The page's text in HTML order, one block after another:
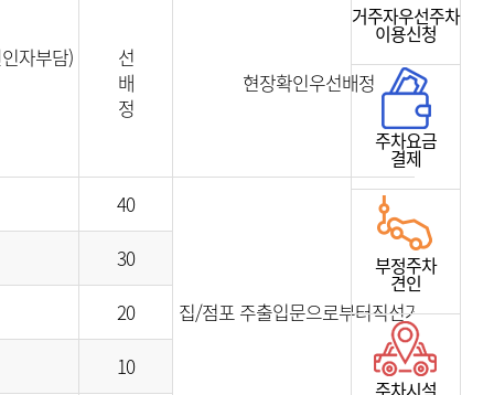
거주자우선주차
이용신청
주차요금
결제
부정주차
견인
주차시설
자부담)
선
배
정
현장확인우선배정
40
집/점포 주출입문으로부터직선거리
30
20
10